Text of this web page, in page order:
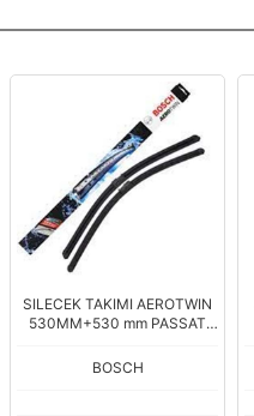
SILECEK TAKIMI AEROTWIN
530MM+530 mm PASSAT
BOSCH